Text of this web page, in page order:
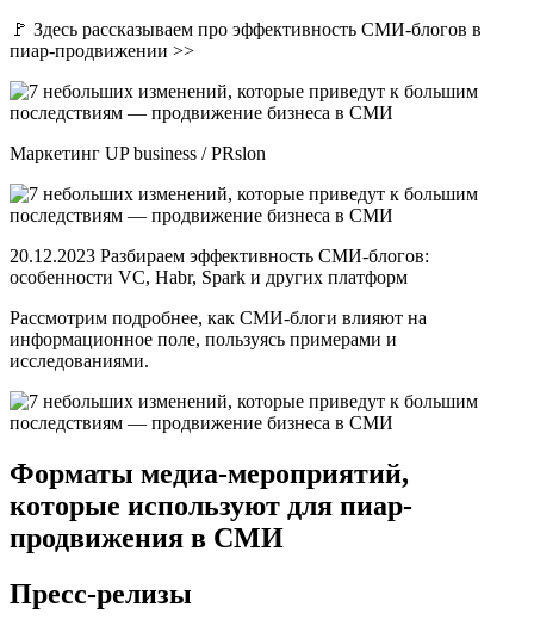
🚩 Здесь рассказываем про эффективность СМИ-блогов в
пиар-продвижении >>
Маркетинг UP business / PRslon
20.12.2023 Разбираем эффективность СМИ-блогов:
особенности VC, Habr, Spark и других платформ
Рассмотрим подробнее, как СМИ-блоги влияют на
информационное поле, пользуясь примерами и
исследованиями.
Форматы медиа-мероприятий,
которые используют для пиар-
продвижения в СМИ
Пресс-релизы